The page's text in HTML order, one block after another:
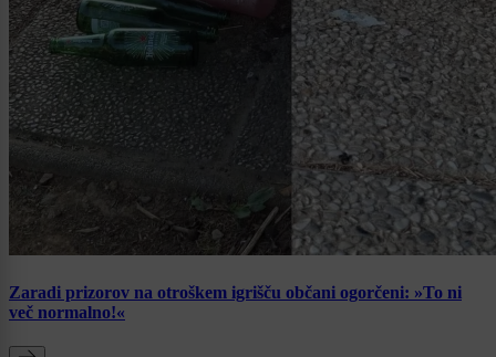
Zaradi prizorov na otroškem igrišču občani ogorčeni: »To ni
več normalno!«